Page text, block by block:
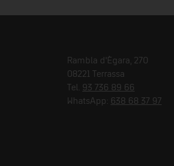
Rambla d'Ègara, 270
08221 Terrassa
Tel. 93 736 89 66
WhatsApp: 638 68 37 97